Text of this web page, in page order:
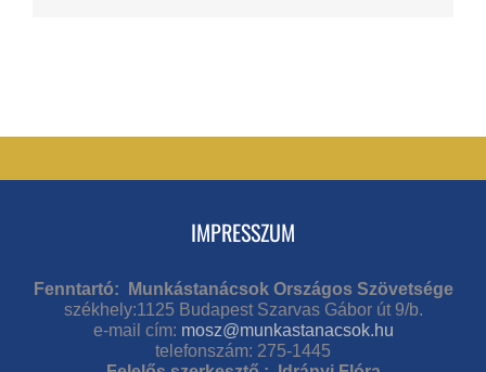
IMPRESSZUM
Fenntartó: Munkástanácsok Országos Szövetsége
székhely:1125 Budapest Szarvas Gábor út 9/b.
e-mail cím: mosz@munkastanacsok.hu
telefonszám: 275-1445